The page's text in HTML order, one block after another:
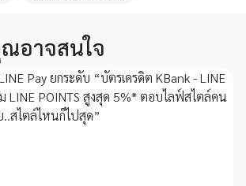
อาจสนใจ